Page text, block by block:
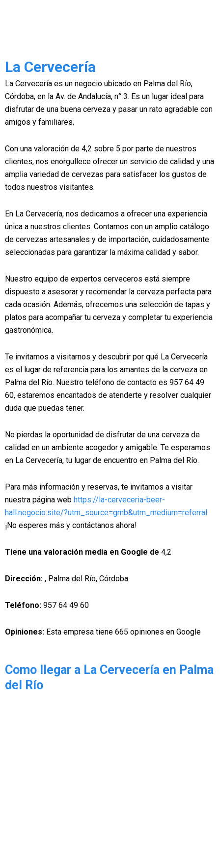
La Cervecería
La Cervecería es un negocio ubicado en Palma del Río,
Córdoba, en la Av. de Andalucía, n° 3. Es un lugar ideal para
disfrutar de una buena cerveza y pasar un rato agradable con
amigos y familiares.
Con una valoración de 4,2 sobre 5 por parte de nuestros
clientes, nos enorgullece ofrecer un servicio de calidad y una
amplia variedad de cervezas para satisfacer los gustos de
todos nuestros visitantes.
En La Cervecería, nos dedicamos a ofrecer una experiencia
única a nuestros clientes. Contamos con un amplio catálogo
de cervezas artesanales y de importación, cuidadosamente
seleccionadas para garantizar la máxima calidad y sabor.
Nuestro equipo de expertos cerveceros está siempre
dispuesto a asesorar y recomendar la cerveza perfecta para
cada ocasión. Además, ofrecemos una selección de tapas y
platos para acompañar tu cerveza y completar tu experiencia
gastronómica.
Te invitamos a visitarnos y descubrir por qué La Cervecería
es el lugar de referencia para los amantes de la cerveza en
Palma del Río. Nuestro teléfono de contacto es 957 64 49
60, estaremos encantados de atenderte y resolver cualquier
duda que puedas tener.
No pierdas la oportunidad de disfrutar de una cerveza de
calidad en un ambiente acogedor y amigable. Te esperamos
en La Cervecería, tu lugar de encuentro en Palma del Río.
Para más información y reservas, te invitamos a visitar
nuestra página web https://la-cerveceria-beer-
hall.negocio.site/?utm_source=gmb&utm_medium=referral.
¡No esperes más y contáctanos ahora!
Tiene una valoración media en Google de 4,2
Dirección: , Palma del Río, Córdoba
Teléfono: 957 64 49 60
Opiniones: Esta empresa tiene 665 opiniones en Google
Como llegar a La Cervecería en Palma
del Río